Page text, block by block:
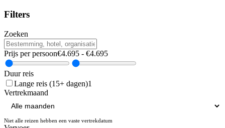
Filters
Zoeken
Prijs per persoon€4.695 - €4.695
Duur reis
Lange reis (15+ dagen)1
Vertrekmaand
Niet alle reizen hebben een vaste vertrekdatum